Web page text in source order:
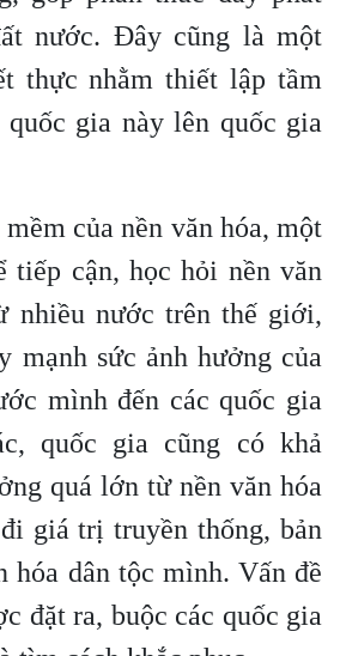
nước. Đây cũng là một
thực nhằm thiết lập tầm
quốc gia này lên quốc gia
của nền văn hóa, một
tiếp cận, học hỏi nền văn
nhiều nước trên thế giới,
mạnh sức ảnh hưởng của
mình đến các quốc gia
quốc gia cũng có khả
quá lớn từ nền văn hóa
giá trị truyền thống, bản
hóa dân tộc mình. Vấn đề
đặt ra, buộc các quốc gia